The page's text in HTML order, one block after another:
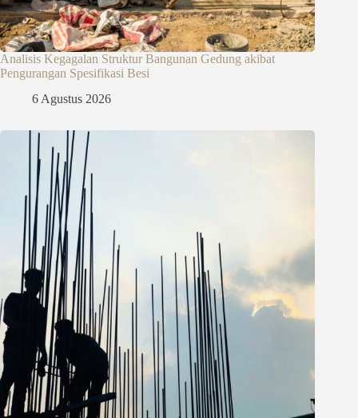
Analisis Kegagalan Struktur Bangunan Gedung akibat
Pengurangan Spesifikasi Besi
6 Agustus 2026